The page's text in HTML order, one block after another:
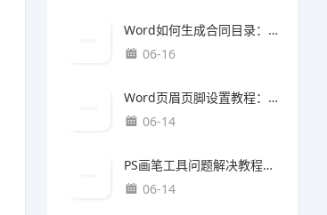
Word如何生成合同目录：自动目录制作与规范排版教程
06-16
Word页眉页脚设置教程：论文规范排版完整指南
06-14
PS画笔工具问题解决教程：人像修图技巧（最新更新版）
06-14